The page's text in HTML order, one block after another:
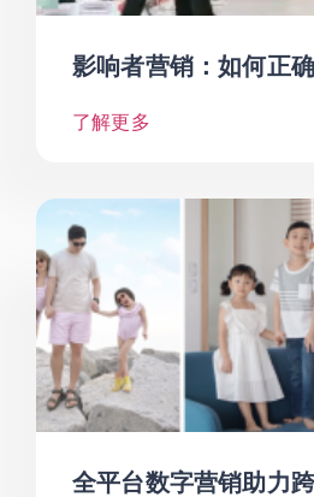
影响者营销：如何正
了解更多
全平台数字营销助力